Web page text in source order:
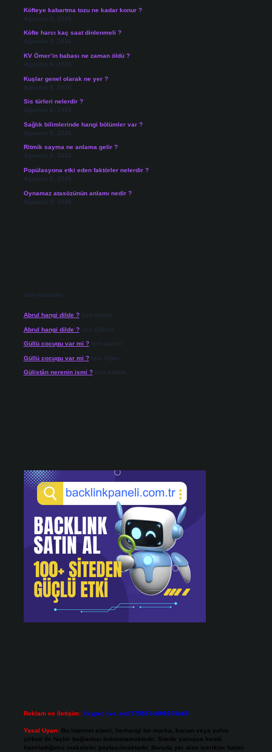
Köfteye kabartma tozu ne kadar konur ?
Ağustos 9, 2026
Köfte harcı kaç saat dinlenmeli ?
Ağustos 9, 2026
KV Ömer’in babası ne zaman öldü ?
Ağustos 8, 2026
Kuşlar genel olarak ne yer ?
Ağustos 8, 2026
Sis türleri nelerdir ?
Ağustos 8, 2026
Sağlık bilimlerinde hangi bölümler var ?
Ağustos 8, 2026
Ritmik sayma ne anlama gelir ?
Ağustos 8, 2026
Popülasyona etki eden faktörler nelerdir ?
Ağustos 8, 2026
Oynamaz atasözünün anlamı nedir ?
Ağustos 8, 2026
Son yorumlar
Abrul hangi dilde ?için admin
Abrul hangi dilde ?için Gülten
Güllü cocugu var mi ?için admin
Güllü cocugu var mi ?için Alper
Gülistân nerenin ismi ?için admin
Reklam ve İletişim: Skype: live:.cid.575569c608265c69
Yasal Uyarı: Bu internet sitesi, herhangi bir marka, kurum veya şahıs
şirketi ile hiçbir bağlantısı bulunmamaktadır. Sitede yalnızca kendi
hazırladığımız makaleler paylaşılmaktadır. Burada yer alan içerikler haber